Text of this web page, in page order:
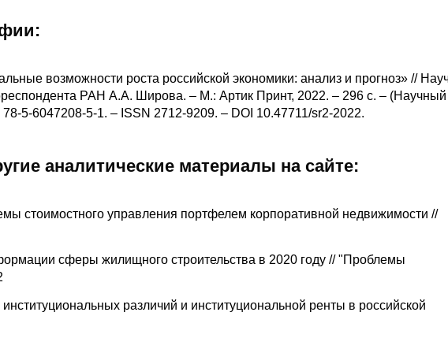
возможности роста российской экономики: анализ и прогноз» //
РАН А.А. Широва. – М.: Артик Принт, 2022. – 296 с. – (Научный
5-6047208-5-1. – ISSN 2712-9209. – DOI 10.47711/sr2-2022.
аналитические материалы на сайте:
стоимостного управления портфелем корпоративной недвижимости //
сферы жилищного строительства в 2020 году // "Проблемы
различий и институциональной ренты в российской